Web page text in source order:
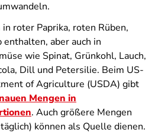
roter Paprika, roten Rüben,
enthalten, aber auch in
wie Spinat, Grünkohl, Lauch,
Dill und Petersilie. Beim US-
of Agriculture (USDA) gibt
Mengen in
. Auch größere Mengen
können als Quelle dienen.